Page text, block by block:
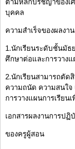
ตามหลักปรัชญาของเศ
บุคคล
ความสำเร็จของผลงา
1.นักเรียนระดับชั้นมัธ
ศึกษาต่อและการวาง
2.นักเรียนสามารถตัด
ความถนัด ความสนใจ
การวางแผนการเรียน
เอกสารผลงานการปฏิ
ของครูผู้สอน